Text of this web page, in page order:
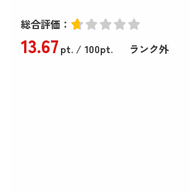
総合評価：
13.67pt./ 100pt. ランク外